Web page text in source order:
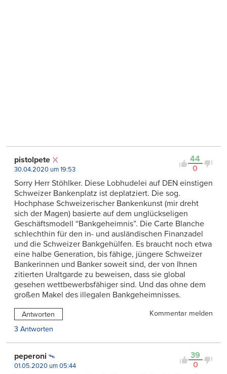
44
0
pistolpete
30.04.2020 um 19:53
Sorry Herr Stöhlker. Diese Lobhudelei auf DEN einstigen
Schweizer Bankenplatz ist deplatziert. Die sog.
Hochphase Schweizerischer Bankenkunst (mir dreht
sich der Magen) basierte auf dem unglückseligen
Geschäftsmodell “Bankgeheimnis”. Die Carte Blanche
schlechthin für den in- und ausländischen Finanzadel
und die Schweizer Bankgehülfen. Es braucht noch etwa
eine halbe Generation, bis fähige, jüngere Schweizer
Bankerinnen und Banker soweit sind, der von Ihnen
zitierten Uraltgarde zu beweisen, dass sie global
gesehen wettbewerbsfähiger sind. Und das ohne dem
großen Makel des illegalen Bankgeheimnisses.
Antworten
Kommentar melden
3 Antworten
39
0
peperoni
01.05.2020 um 05:44